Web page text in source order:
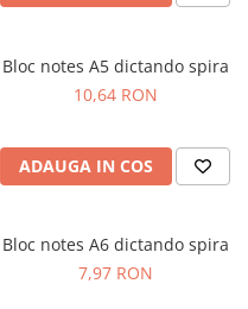
Bloc notes A5 dictando spira
10,64 RON
ADAUGA IN COS
Bloc notes A6 dictando spira
7,97 RON